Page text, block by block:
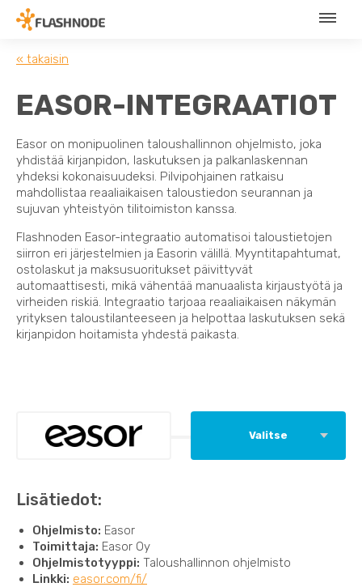
« takaisin
EASOR-INTEGRAATIOT
Easor on monipuolinen taloushallinnon ohjelmisto, joka
yhdistää kirjanpidon, laskutuksen ja palkanlaskennan
yhdeksi kokonaisuudeksi. Pilvipohjainen ratkaisu
mahdollistaa reaaliaikaisen taloustiedon seurannan ja
sujuvan yhteistyön tilitoimiston kanssa.
Flashnoden Easor-integraatio automatisoi taloustietojen
siirron eri järjestelmien ja Easorin välillä. Myyntitapahtumat,
ostolaskut ja maksusuoritukset päivittyvät
automaattisesti, mikä vähentää manuaalista kirjaustyötä ja
virheiden riskiä. Integraatio tarjoaa reaaliaikaisen näkymän
yrityksen taloustilanteeseen ja helpottaa laskutuksen sekä
kirjanpidon hoitamista yhdestä paikasta.
Valitse
Lisätiedot:
Ohjelmisto: Easor
Toimittaja: Easor Oy
Ohjelmistotyyppi: Taloushallinnon ohjelmisto
Linkki: easor.com/fi/